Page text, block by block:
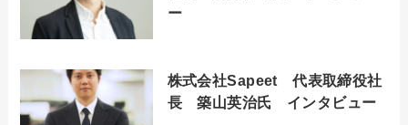
ー
株式会社Sapeet 代表取締役社
長 築山英治氏 インタビュー